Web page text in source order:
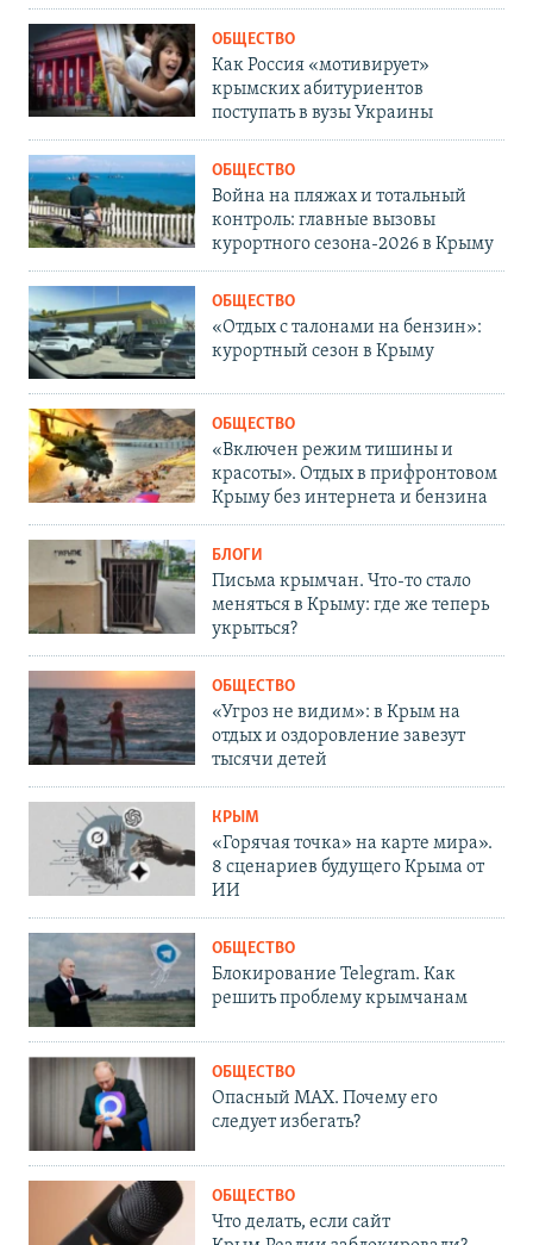
ОБЩЕСТВО
Как Россия «мотивирует»
крымских абитуриентов
поступать в вузы Украины
ОБЩЕСТВО
Война на пляжах и тотальный
контроль: главные вызовы
курортного сезона-2026 в Крыму
ОБЩЕСТВО
«Отдых с талонами на бензин»:
курортный сезон в Крыму
ОБЩЕСТВО
«Включен режим тишины и
красоты». Отдых в прифронтовом
Крыму без интернета и бензина
БЛОГИ
Письма крымчан. Что-то стало
меняться в Крыму: где же теперь
укрыться?
ОБЩЕСТВО
«Угроз не видим»: в Крым на
отдых и оздоровление завезут
тысячи детей
КРЫМ
«Горячая точка» на карте мира».
8 сценариев будущего Крыма от
ИИ
ОБЩЕСТВО
Блокирование Telegram. Как
решить проблему крымчанам
ОБЩЕСТВО
Опасный MAX. Почему его
следует избегать?
ОБЩЕСТВО
Что делать, если сайт